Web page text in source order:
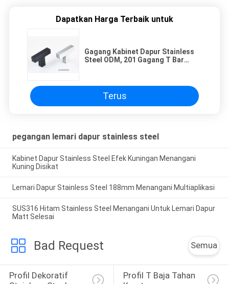
Dapatkan Harga Terbaik untuk
Gagang Kabinet Dapur Stainless
Steel ODM, 201 Gagang T Bar
Terus
pegangan lemari dapur stainless steel
Kabinet Dapur Stainless Steel Efek Kuningan Menangani
Kuning Disikat
Lemari Dapur Stainless Steel 188mm Menangani Multiaplikasi
SUS316 Hitam Stainless Steel Menangani Untuk Lemari Dapur
Matt Selesai
Bad Request Semua
Profil Dekoratif
Profil T Baja Tahan